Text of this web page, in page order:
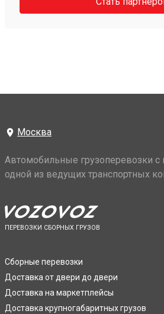
Москва
Автомобильные грузоперевозки с
одной из ведущих транспортных
ПЕРЕВОЗКИ СБОРНЫХ ГРУЗОВ
Сборные перевозки
Доставка от двери до двери
Доставка на маркетплейсы
Доставка крупногабаритных грузов